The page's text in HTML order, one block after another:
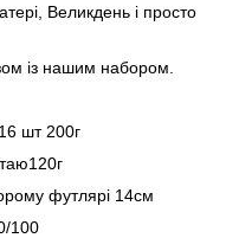
Великдень і просто
із нашим набором.
шт 200г
футлярі 14см
100